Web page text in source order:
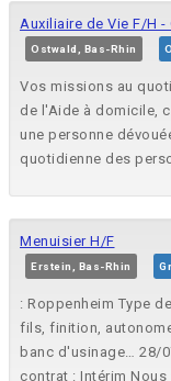
Auxiliaire de Vie F/H -
Ostwald, Bas-Rhin
Vos missions au
de l'Aide à domicile,
une personne
quotidienne des
Menuisier H/F
Erstein, Bas-Rhin
: Roppenheim Type
fils, finition,
banc d'usinage… 28/
contrat : Intérim Nous